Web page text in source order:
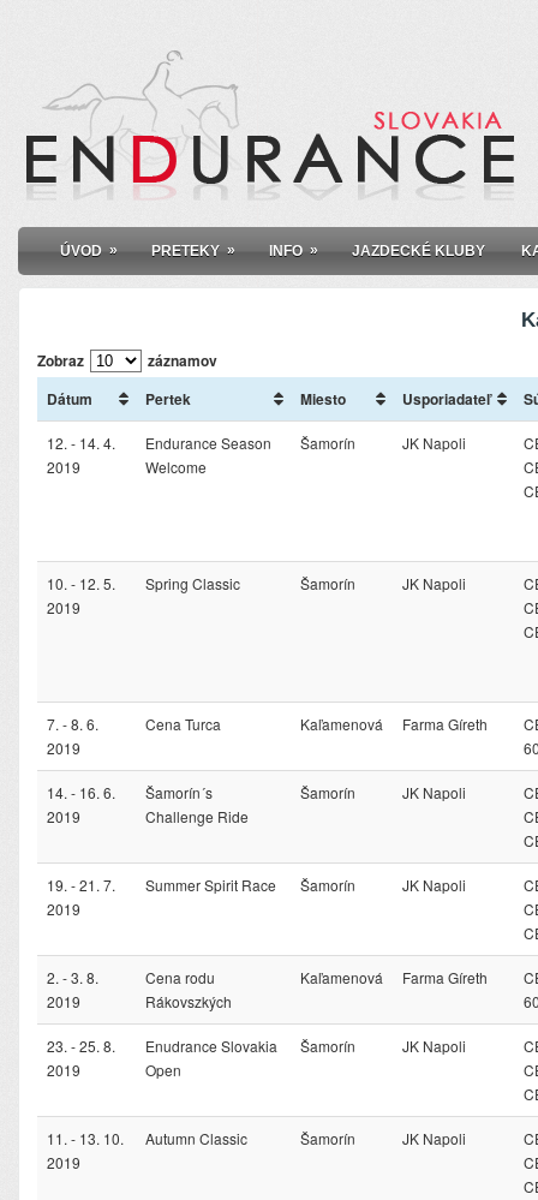
ÚVOD » PRETEKY » INFO » JAZDECKÉ KLUBY
Zobraz
záznamov
Dátum
Pertek Miesto Usporiadateľ
12. - 14. 4.
2019
Endurance Season
Welcome
Šamorín JK Napoli
10. - 12. 5.
2019
Spring Classic Šamorín JK Napoli
7. - 8. 6.
2019
Cena Turca Kaľamenová Farma Gíreth
14. - 16. 6.
2019
Šamorín´s
Challenge Ride
Šamorín JK Napoli
19. - 21. 7.
2019
Summer Spirit Race Šamorín JK Napoli
2. - 3. 8.
2019
Cena rodu
Rákovszkých
Kaľamenová Farma Gíreth
23. - 25. 8.
2019
Enudrance Slovakia
Open
Šamorín JK Napoli
11. - 13. 10.
2019
Autumn Classic Šamorín JK Napoli